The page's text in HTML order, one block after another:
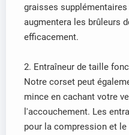
graisses
augmentera les brûleurs
efficacement.
2. Entraîneur de taille
Notre corset peut
mince en cachant votre
l'accouchement. Les
pour la compression et